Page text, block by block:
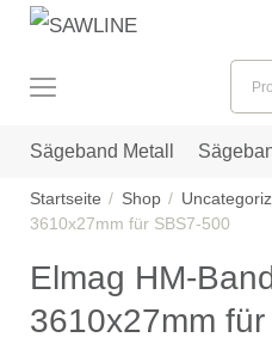
Sägeband Metall
Startseite Shop
3610x27mm für SBS7-500
Elmag HM-
3610x27mm